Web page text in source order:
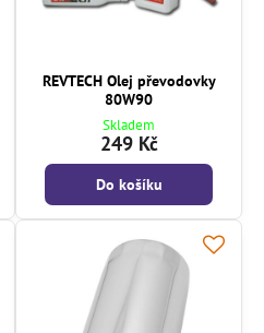
REVTECH Olej převodovky
80W90
Skladem
249 Kč
Do košíku